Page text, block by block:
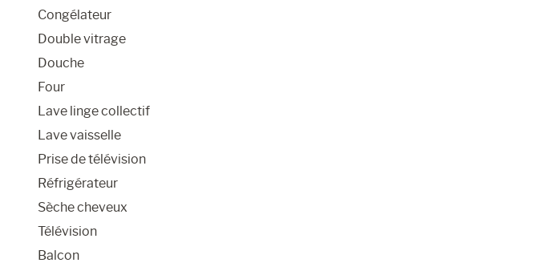
Congélateur
Double vitrage
Douche
Four
Lave linge collectif
Lave vaisselle
Prise de télévision
Réfrigérateur
Sèche cheveux
Télévision
Balcon